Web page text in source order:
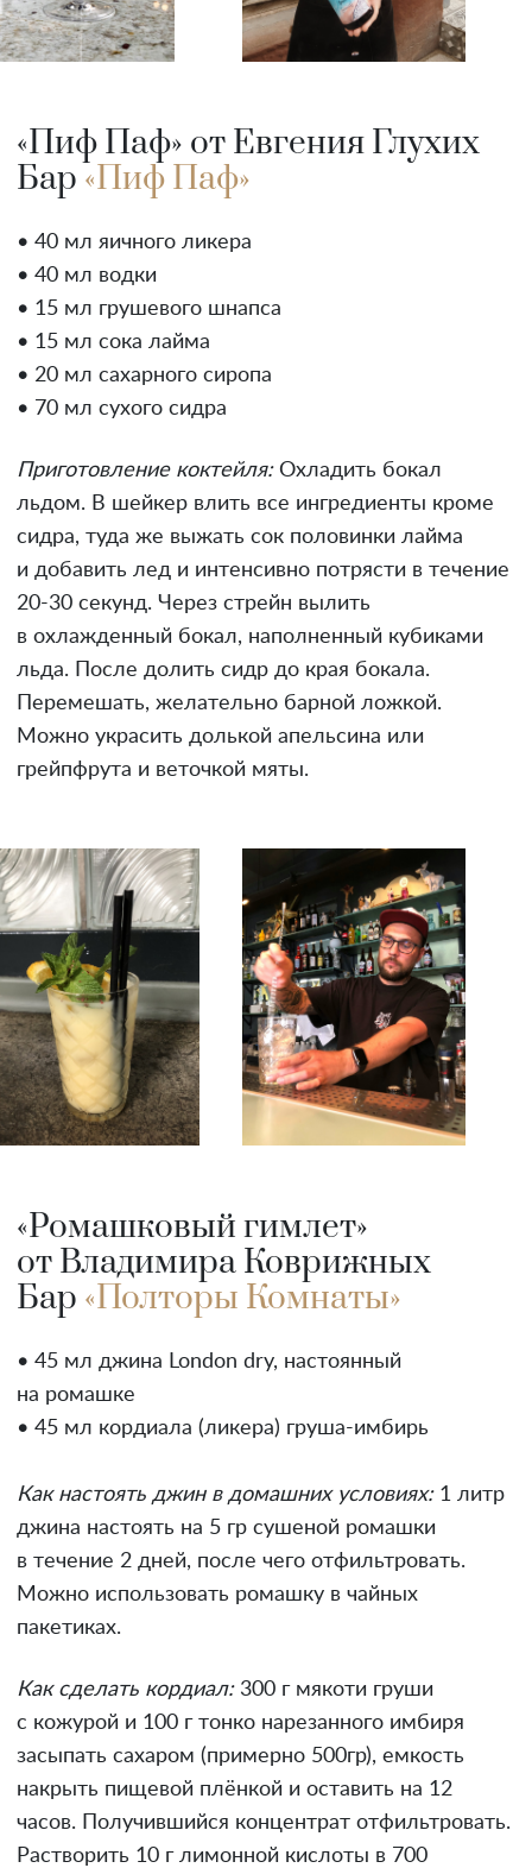
«Пиф Паф» от Евгения Глухих
Бар «Пиф Паф»
• 40 мл яичного ликера
• 40 мл водки
• 15 мл грушевого шнапса
• 15 мл сока лайма
• 20 мл сахарного сиропа
• 70 мл сухого сидра
Приготовление коктейля: Охладить бокал
льдом. В шейкер влить все ингредиенты кроме
сидра, туда же выжать сок половинки лайма
и добавить лед и интенсивно потрясти в течение
20-30 секунд. Через стрейн вылить
в охлажденный бокал, наполненный кубиками
льда. После долить сидр до края бокала.
Перемешать, желательно барной ложкой.
Можно украсить долькой апельсина или
грейпфрута и веточкой мяты.
«Ромашковый гимлет»
от Владимира Коврижных
Бар «Полторы Комнаты»
• 45 мл джина London dry, настоянный
на ромашке
• 45 мл кордиала (ликера) груша-имбирь
Как настоять джин в домашних условиях: 1 литр
джина настоять на 5 гр сушеной ромашки
в течение 2 дней, после чего отфильтровать.
Можно использовать ромашку в чайных
пакетиках.
Как сделать кордиал: 300 г мякоти груши
с кожурой и 100 г тонко нарезанного имбиря
засыпать сахаром (примерно 500гр), емкость
накрыть пищевой плёнкой и оставить на 12
часов. Получившийся концентрат отфильтровать.
Растворить 10 г лимонной кислоты в 700